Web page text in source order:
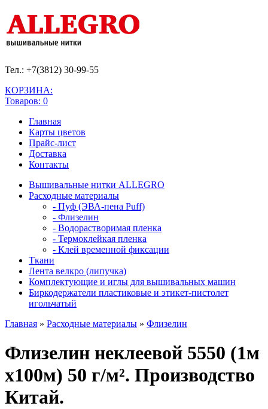
Тел.: +7(3812) 30-99-55
КОРЗИНА:
Товаров: 0
Главная
Карты цветов
Прайс-лист
Доставка
Контакты
Вышивальные нитки ALLEGRO
Расходные материалы
- Пуф (ЭВА-пена Puff)
- Флизелин
- Водорастворимая пленка
- Термоклейкая пленка
- Клей временной фиксации
Ткани
Лента велкро (липучка)
Комплектующие и иглы для вышивальных машин
Биркодержатели пластиковые и этикет-пистолет
игольчатый
Главная » Расходные материалы » Флизелин
Флизелин неклеевой 5550 (1м
х100м) 50 г/м². Производство
Китай.